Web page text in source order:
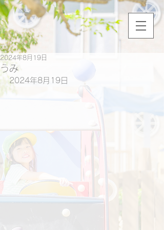
うみ
2024年8月19日
2024年8月19日